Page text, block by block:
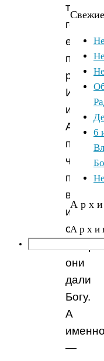
три
года,
ее
и
Анна
что
время
обет,
они
дали
Богу.
А
именно
—
6
А р х и
А р х и